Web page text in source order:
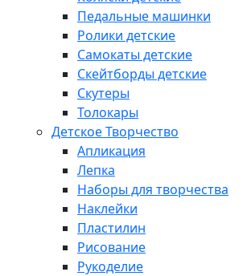
Педальные машинки
Ролики детские
Самокаты детские
Скейтборды детские
Скутеры
Толокары
Детское Творчество
Апликация
Лепка
Наборы для творчества
Наклейки
Пластилин
Рисование
Рукоделие